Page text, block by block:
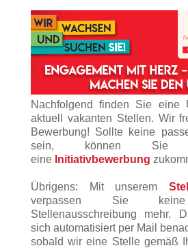
Nachfolgend finden Sie eine
aktuell vakanten Stellen. Wir
Bewerbung! Sollte keine
sein, können Sie
eine Initiativbewerbung
Übrigens: Mit unserem
verpassen Sie keine
Stellenausschreibung mehr.
sich automatisiert per Mail
sobald wir eine Stelle gemäß